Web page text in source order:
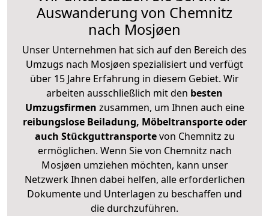
Auswanderung von Chemnitz
nach Mosjøen
Unser Unternehmen hat sich auf den Bereich des
Umzugs nach Mosjøen spezialisiert und verfügt
über 15 Jahre Erfahrung in diesem Gebiet. Wir
arbeiten ausschließlich mit den besten
Umzugsfirmen zusammen, um Ihnen auch eine
reibungslose Beiladung, Möbeltransporte oder
auch Stückguttransportevon Chemnitz zu
ermöglichen. Wenn Sie von Chemnitz nach
Mosjøen umziehen möchten, kann unser
Netzwerk Ihnen dabei helfen, alle erforderlichen
Dokumente und Unterlagen zu beschaffen und
die durchzuführen.